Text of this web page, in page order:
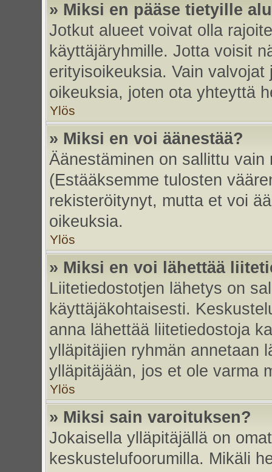
» Miksi en pääse tietyille
Jotkut alueet voivat olla
käyttäjäryhmille. Jotta voisit
erityisoikeuksia. Vain
oikeuksia, joten ota yhteyttä
Ylös
» Miksi en voi äänestää?
Äänestäminen on sallittu
(Estääksemme tulosten
rekisteröitynyt, mutta et voi
oikeuksia.
Ylös
» Miksi en voi lähettää
Liitetiedostotjen lähetys on
käyttäjäkohtaisesti.
anna lähettää liitetiedostoja
ylläpitäjien ryhmän annetaan
ylläpitäjään, jos et ole varma
Ylös
» Miksi sain varoituksen?
Jokaisella ylläpitäjällä on
keskustelufoorumilla. Mikäli